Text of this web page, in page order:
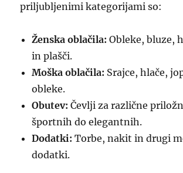
priljubljenimi kategorijami so:
Ženska oblačila: Obleke, bluze,
in plašči.
Moška oblačila: Srajce, hlače,
obleke.
Obutev: Čevlji za različne
športnih do elegantnih.
Dodatki: Torbe, nakit in drugi
dodatki.